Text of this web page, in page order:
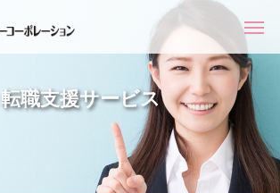
転職支援サービス